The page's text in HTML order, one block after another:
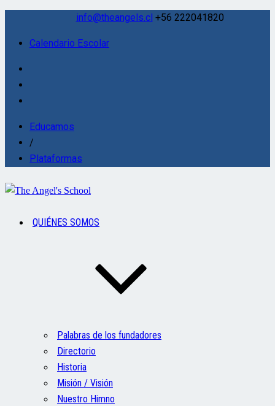
info@theangels.cl +56 222041820
Calendario Escolar
Educamos
/
Plataformas
QUIÉNES SOMOS
Palabras de los fundadores
Directorio
Historia
Misión / Visión
Nuestro Himno